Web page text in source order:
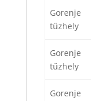
Gorenje
tűzhely
Gorenje
tűzhely
Gorenje